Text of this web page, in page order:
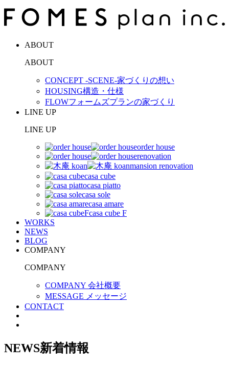
ABOUT
ABOUT
CONCEPT -SCENE-家づくりの想い
HOUSING構造・仕様
FLOWフォームズプランの家づくり
LINE UP
LINE UP
order house
renovation
mansion renovation
casa cube
casa piatto
casa sole
casa amare
casa cube F
WORKS
NEWS
BLOG
COMPANY
COMPANY
COMPANY 会社概要
MESSAGE メッセージ
CONTACT
NEWS新着情報